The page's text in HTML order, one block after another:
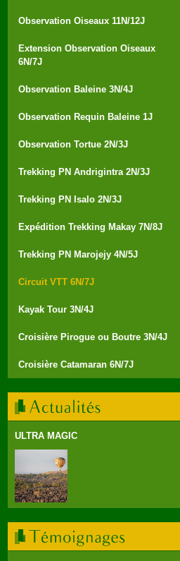
Observation Oiseaux 11N/12J
Extension Observation Oiseaux
6N/7J
Observation Baleine 3N/4J
Observation Requin Baleine 1J
Observation Tortue 2N/3J
Trekking PN Andrigintra 2N/3J
Trekking PN Isalo 2N/3J
Expédition Trekking Makay 7N/8J
Trekking PN Marojejy 4N/5J
Circuit VTT 6N/7J
Kayak Tour 3N/4J
Croisière Pirogue ou Boutre 3N/4J
Croisière Catamaran 6N/7J
ULTRA MAGIC